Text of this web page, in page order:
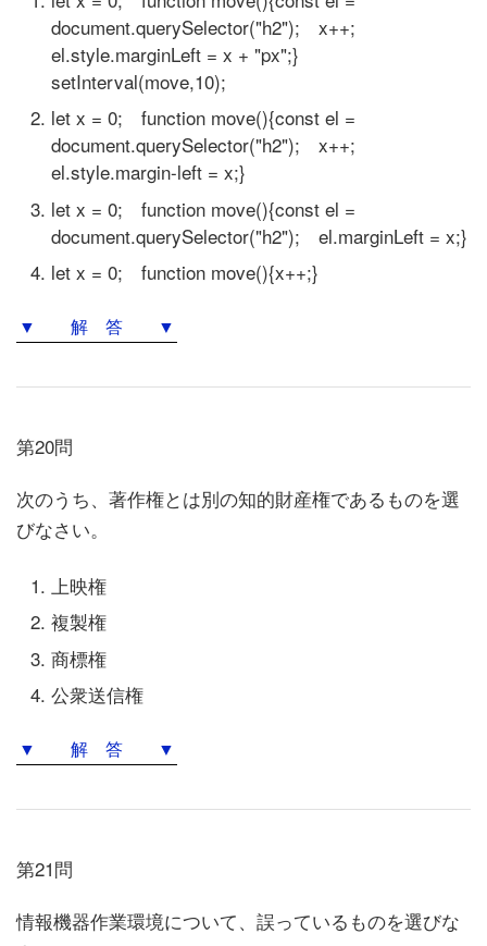
document.querySelector("h2"); x++;
el.style.marginLeft = x + "px";}
setInterval(move,10);
let x = 0; function move(){const el =
document.querySelector("h2"); x++;
el.style.margin-left = x;}
let x = 0; function move(){const el =
document.querySelector("h2"); el.marginLeft = x;}
let x = 0; function move(){x++;}
▼ 解 答 ▼
第20問
次のうち、著作権とは別の知的財産権であるものを選
びなさい。
上映権
複製権
商標権
公衆送信権
▼ 解 答 ▼
第21問
情報機器作業環境について、誤っているものを選びな